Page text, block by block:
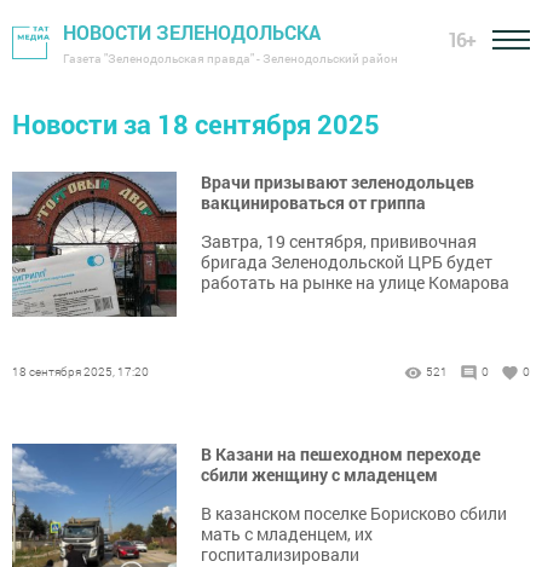
НОВОСТИ ЗЕЛЕНОДОЛЬСКА
Газета "Зеленодольская правда" - Зеленодольский район
16+
Новости за 18 сентября 2025
Врачи призывают зеленодольцев
вакцинироваться от гриппа
Завтра, 19 сентября, прививочная
бригада Зеленодольской ЦРБ будет
работать на рынке на улице Комарова
18 сентября 2025, 17:20 521 0 0
В Казани на пешеходном переходе
сбили женщину с младенцем
В казанском поселке Борисково сбили
мать с младенцем, их
госпитализировали